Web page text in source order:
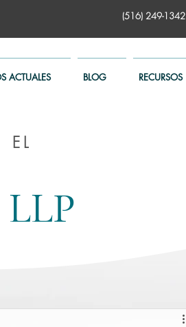
(516) 249-1342
ACTUALES BLOG RECURSOS
EL
LLP